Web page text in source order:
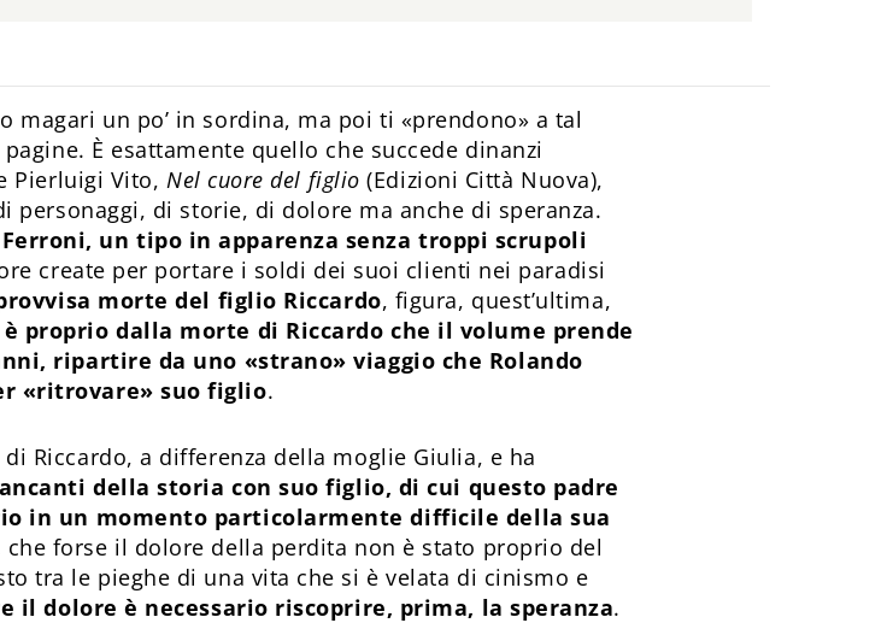
magari un po’ in sordina, ma poi ti «prendono» a tal
È esattamente quello che succede dinanzi
Pierluigi Vito,Nel cuore del figlio (Edizioni Città Nuova),
di storie, di dolore ma anche di speranza.
un tipo in apparenza senza troppi scrupoli
create per portare i soldi dei suoi clienti nei paradisi
morte del figlio Riccardo, figura, quest’ultima,
è proprio dalla morte di Riccardo che il volume prende
ripartire da uno «strano» viaggio che Rolando
«ritrovare» suo figlio.
Riccardo, a differenza della moglie Giulia, e ha
della storia con suo figlio, di cui questo padre
in un momento particolarmente difficile della sua
che forse il dolore della perdita non è stato proprio del
tra le pieghe di una vita che si è velata di cinismo e
il dolore è necessario riscoprire, prima, la speranza.